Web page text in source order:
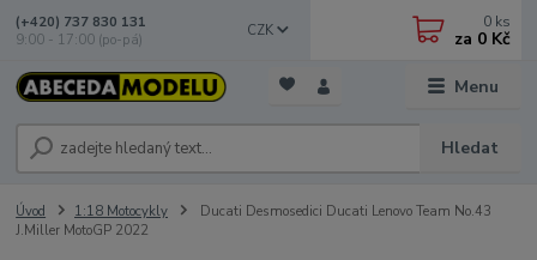
Menu
CZK
Hledat
(+420) 737 830 131
9:00 - 17:00 (po-pá)
0 ks
za 0 Kč
Úvod 1:18 Motocykly
Ducati Desmosedici Ducati Lenovo Team No.43
J.Miller MotoGP 2022